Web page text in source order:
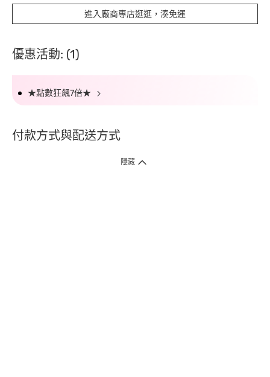
進入廠商專店逛逛，湊免運
優惠活動: (1)
★點數狂飆7倍★
付款方式與配送方式
隱藏